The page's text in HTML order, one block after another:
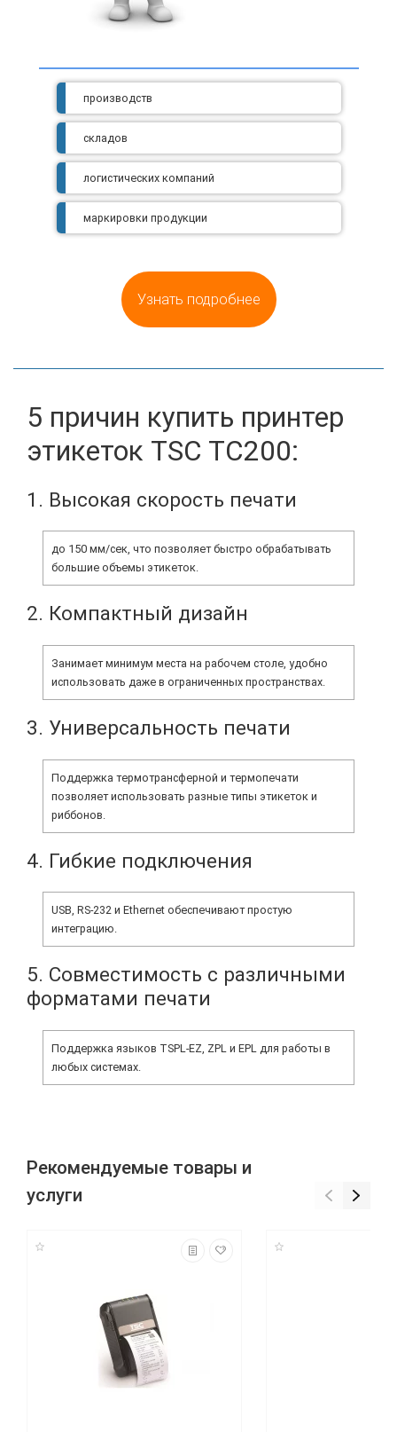
производств
складов
логистических компаний
маркировки продукции
Узнать подробнее
5 причин купить принтер
этикеток TSC TC200:
1. Высокая скорость печати
до 150 мм/сек, что позволяет быстро обрабатывать
большие объемы этикеток.
2. Компактный дизайн
Занимает минимум места на рабочем столе, удобно
использовать даже в ограниченных пространствах.
3. Универсальность печати
Поддержка термотрансферной и термопечати
позволяет использовать разные типы этикеток и
риббонов.
4. Гибкие подключения
USB, RS-232 и Ethernet обеспечивают простую
интеграцию.
5. Совместимость с различными
форматами печати
Поддержка языков TSPL-EZ, ZPL и EPL для работы в
любых системах.
Рекомендуемые товары и
услуги